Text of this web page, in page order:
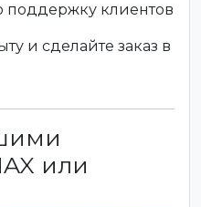
клиентов
и сделайте заказ в
или